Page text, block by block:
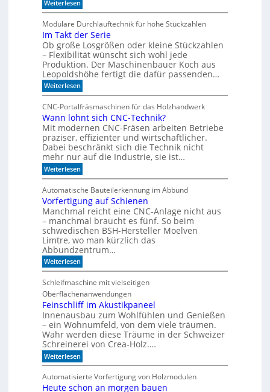
i
s
i
e
r
t
e
I
R
-
e
n
s
o
r
e
n
Weiterlesen:
V
n
d
e
r
B
o
r
k
e
z
u
m
B
ü
c
h
e
r
r
e
a
l
Modulare Durchlauftechnik für hohe Stückzahlen
Im Takt der Serie
Ob große Losgrößen oder kleine Stückzahlen
– Flexibilität wünscht sich wohl jede
Produktion. Der Maschinenbauer Koch aus
Leopoldshöhe fertigt die dafür passenden…
Weiterlesen:
I
m
T
a
k
t
d
e
r
S
e
r
i
e
CNC-Portalfräsmaschinen für das Holzhandwerk
Wann lohnt sich CNC-Technik?
Mit modernen CNC-Fräsen arbeiten Betriebe
präziser, effizienter und wirtschaftlicher.
Dabei beschränkt sich die Technik nicht
mehr nur auf die Industrie, sie ist…
Weiterlesen:
W
n
n
l
o
h
n
t
s
i
c
h
C
N
C
-
T
e
c
h
i
?
Automatische Bauteilerkennung im Abbund
Vorfertigung auf Schienen
Manchmal reicht eine CNC-Anlage nicht aus
– manchmal braucht es fünf. So beim
schwedischen BSH-Hersteller Moelven
Limtre, wo man kürzlich das
Abbundzentrum…
Weiterlesen:
V
o
r
f
e
r
t
i
g
u
g
u
f
Schleifmaschine mit vielseitigen
Oberflächenanwendungen
Feinschliff im Akustikpaneel
Innenausbau zum Wohlfühlen und Genießen
– ein Wohnumfeld, von dem viele träumen.
Wahr werden diese Träume in der Schweizer
Schreinerei von Crea-Holz.…
Weiterlesen:
F
i
n
Automatisierte Vorfertigung von Holzmodulen
Heute schon an morgen bauen